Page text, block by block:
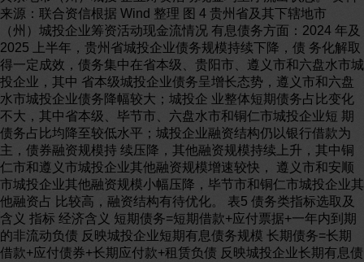
来源：联合资信根据 Wind 整理 图 4 贵州省及其下辖地市
（州）城投企业筹资活动现金流情况 有息债务方面：2024 年及
2025 上半年，贵州省城投企业债务规模持续下降，债 务化解取
得一定成效，债务集中在省本级、贵阳市、遵义市和六盘水市城
投企业，其中 省本级城投企业债务呈增长态势，遵义市和六盘
水市城投企业债务降幅较大；城投企 业整体短期债务占比变化
不大，其中省本级、毕节市、六盘水市和铜仁市城投企业短 期
债务占比均降至较低水平；城投企业融资结构仍以银行借款为
主，债券融资规模持 续压降，其他融资规模持续上升，其中铜
仁市和遵义市城投企业其他融资规模增速较快， 遵义市和安顺
市城投企业其他融资规模小幅压降，毕节市和铜仁市城投企业其
他融资占 比较高，融资结构有待优化。 表5 债务类指标选取及
含义 指标 经济含义 短期债务=短期借款+应付票据+一年内到期
的非流动负债 反映城投企业短期有息债务规模 长期债务=长期
借款+应付债券+长期应付款+租赁负债 反映城投企业长期有息债